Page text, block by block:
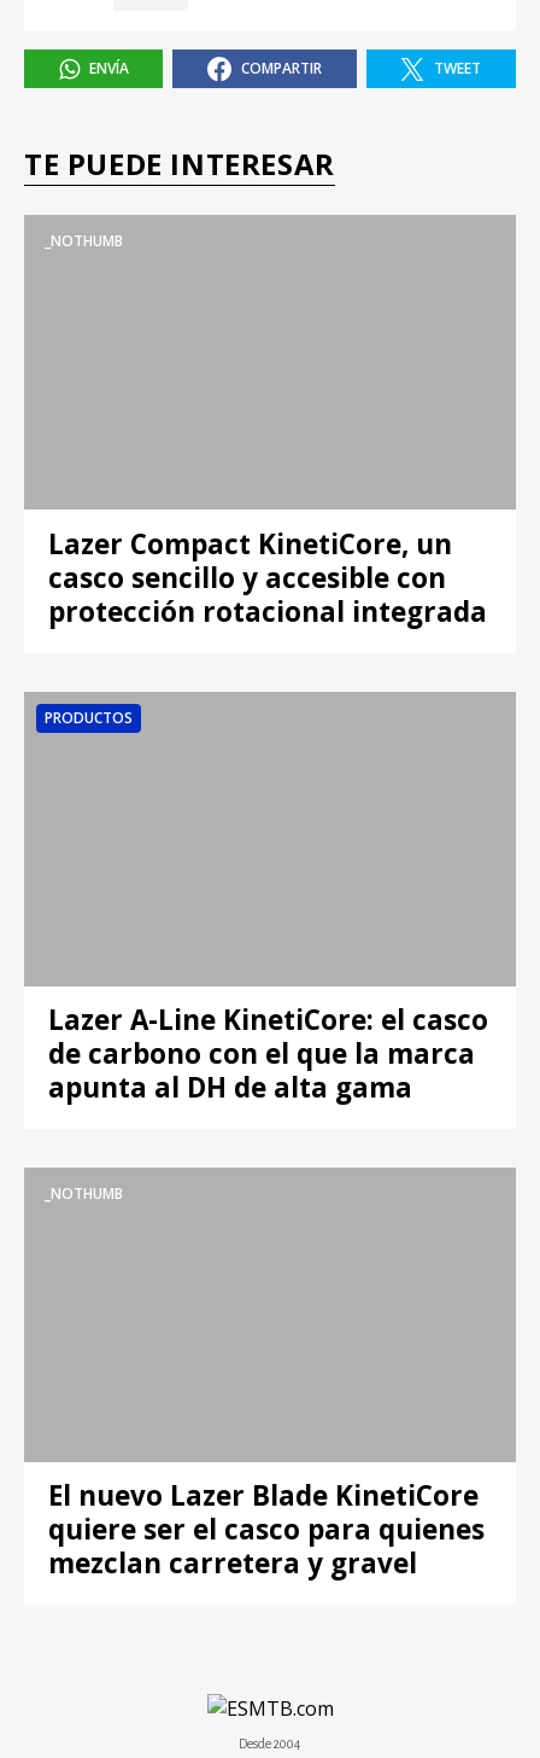
ENVÍA COMPARTIR TWEET
TE PUEDE INTERESAR
_NOTHUMB
Lazer Compact KinetiCore, un
casco sencillo y accesible con
protección rotacional integrada
PRODUCTOS
Lazer A-Line KinetiCore: el casco
de carbono con el que la marca
apunta al DH de alta gama
_NOTHUMB
El nuevo Lazer Blade KinetiCore
quiere ser el casco para quienes
mezclan carretera y gravel
Desde 2004